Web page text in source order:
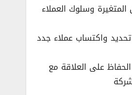
وسلوك العملاء
واكتساب عملاء جدد
على العلاقة مع